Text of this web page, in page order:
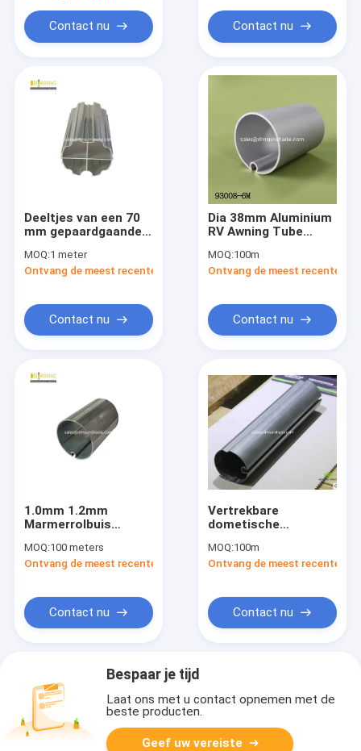
Contact nu Contact nu
Deeltjes van een 70
mm gepaardgaande
rolbuis
MOQ:1 meter
Ontvang de meest recente Prijs
Contact nu
Dia 38mm Aluminium
RV Awning Tube
Gegalvaniseerd
Stalen Roller Voor
MOQ:100m
Ontvang de meest recente
Contact nu
1.0mm 1.2mm
Marmerrolbuis
MOQ:100 meters
Ontvang de meest recente Prijs
Contact nu
Vertrekbare
dometische
gegalvaniseerde
luifelbuis 50 mm Dia
MOQ:100m
Ontvang de meest recente
Contact nu
Bespaar je tijd
Laat ons met u contact opnemen met de
beste producten.
Geef uw vereiste